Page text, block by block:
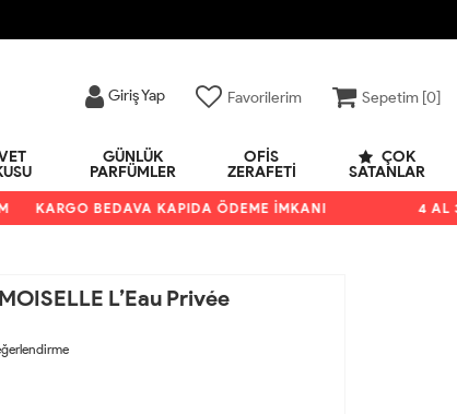
Giriş Yap Favorilerim Sepetim [0]
GÜNLÜK
PARFÜMLER
OFIS
ZERAFETI
ÇOK
SATANLAR
KARGO BEDAVA KAPIDA ÖDEME İMKANI 4 AL 3
L’Eau Privée